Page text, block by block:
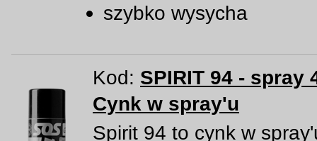
szybko wysycha
Kod: SPIRIT 94 - spray
Cynk w spray'u
Spirit 94 to cynk w